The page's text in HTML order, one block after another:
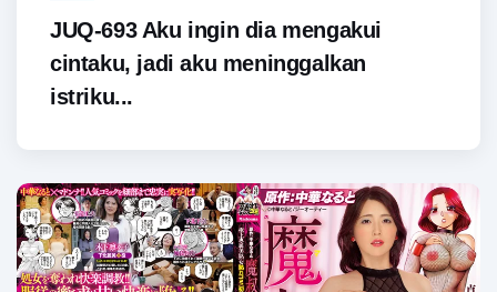
JUQ-693 Aku ingin dia mengakui
cintaku, jadi aku meninggalkan
istriku...